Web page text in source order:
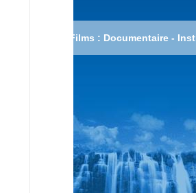
Films : Documentaire -